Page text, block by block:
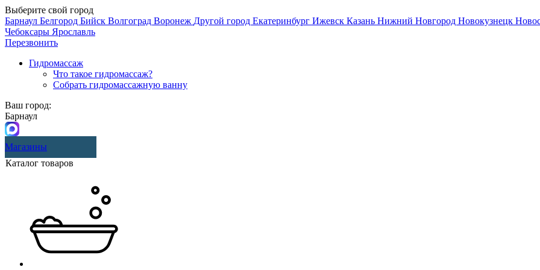
Выберите свой город
Барнаул Белгород Бийск Волгоград Воронеж Другой город Екатеринбург Ижевск Казань Нижний Новгород Новокузнецк
Чебоксары Ярославль
Перезвонить
Гидромассаж
Что такое гидромассаж?
Собрать гидромассажную ванну
Ваш город:
Барнаул
Магазины
Каталог товаров